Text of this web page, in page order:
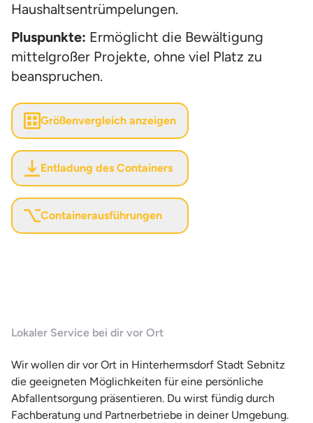
Haushaltsentrümpelungen.
Pluspunkte: Ermöglicht die Bewältigung
mittelgroßer Projekte, ohne viel Platz zu
beanspruchen.
Größenvergleich anzeigen
Entladung des Containers
Containerausführungen
Lokaler Service bei dir vor Ort
Wir wollen dir vor Ort in Hinterhermsdorf Stadt Sebnitz
die geeigneten Möglichkeiten für eine persönliche
Abfallentsorgung präsentieren. Du wirst fündig durch
Fachberatung und Partnerbetriebe in deiner Umgebung.